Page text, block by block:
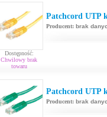
Dostępność:
Chwilowy brak
towaru
Patchcord UTP
Producent: brak
Patchcord UTP
Producent: brak